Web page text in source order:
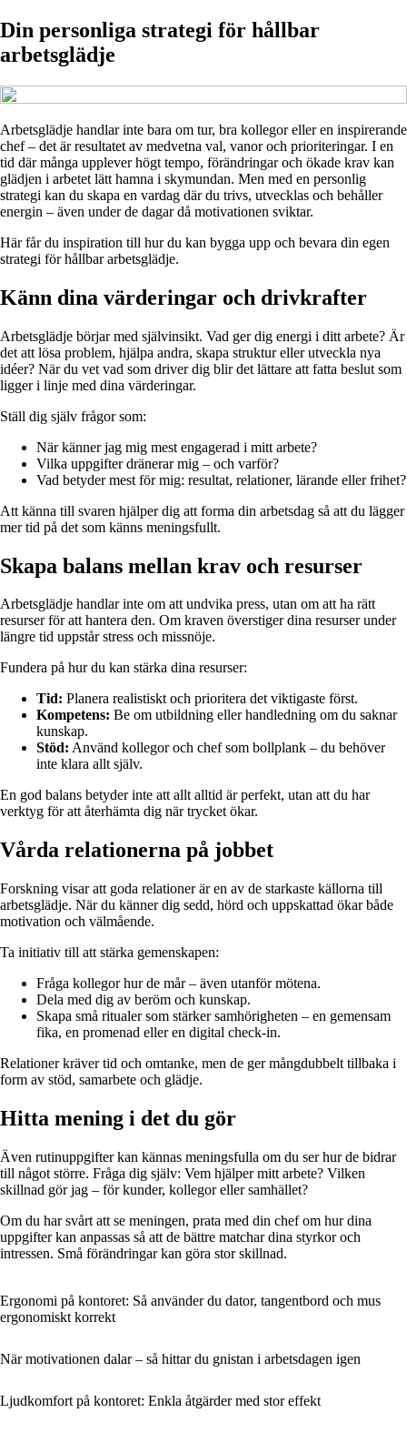
Din personliga strategi för hållbar
arbetsglädje
Arbetsglädje handlar inte bara om tur, bra kollegor eller en inspirerande
chef – det är resultatet av medvetna val, vanor och prioriteringar. I en
tid där många upplever högt tempo, förändringar och ökade krav kan
glädjen i arbetet lätt hamna i skymundan. Men med en personlig
strategi kan du skapa en vardag där du trivs, utvecklas och behåller
energin – även under de dagar då motivationen sviktar.
Här får du inspiration till hur du kan bygga upp och bevara din egen
strategi för hållbar arbetsglädje.
Känn dina värderingar och drivkrafter
Arbetsglädje börjar med självinsikt. Vad ger dig energi i ditt arbete? Är
det att lösa problem, hjälpa andra, skapa struktur eller utveckla nya
idéer? När du vet vad som driver dig blir det lättare att fatta beslut som
ligger i linje med dina värderingar.
Ställ dig själv frågor som:
När känner jag mig mest engagerad i mitt arbete?
Vilka uppgifter dränerar mig – och varför?
Vad betyder mest för mig: resultat, relationer, lärande eller frihet?
Att känna till svaren hjälper dig att forma din arbetsdag så att du lägger
mer tid på det som känns meningsfullt.
Skapa balans mellan krav och resurser
Arbetsglädje handlar inte om att undvika press, utan om att ha rätt
resurser för att hantera den. Om kraven överstiger dina resurser under
längre tid uppstår stress och missnöje.
Fundera på hur du kan stärka dina resurser:
Tid: Planera realistiskt och prioritera det viktigaste först.
Kompetens: Be om utbildning eller handledning om du saknar
kunskap.
Stöd: Använd kollegor och chef som bollplank – du behöver
inte klara allt själv.
En god balans betyder inte att allt alltid är perfekt, utan att du har
verktyg för att återhämta dig när trycket ökar.
Vårda relationerna på jobbet
Forskning visar att goda relationer är en av de starkaste källorna till
arbetsglädje. När du känner dig sedd, hörd och uppskattad ökar både
motivation och välmående.
Ta initiativ till att stärka gemenskapen:
Fråga kollegor hur de mår – även utanför mötena.
Dela med dig av beröm och kunskap.
Skapa små ritualer som stärker samhörigheten – en gemensam
fika, en promenad eller en digital check-in.
Relationer kräver tid och omtanke, men de ger mångdubbelt tillbaka i
form av stöd, samarbete och glädje.
Hitta mening i det du gör
Även rutinuppgifter kan kännas meningsfulla om du ser hur de bidrar
till något större. Fråga dig själv: Vem hjälper mitt arbete? Vilken
skillnad gör jag – för kunder, kollegor eller samhället?
Om du har svårt att se meningen, prata med din chef om hur dina
uppgifter kan anpassas så att de bättre matchar dina styrkor och
intressen. Små förändringar kan göra stor skillnad.
Ergonomi på kontoret: Så använder du dator, tangentbord och mus
ergonomiskt korrekt
När motivationen dalar – så hittar du gnistan i arbetsdagen igen
Ljudkomfort på kontoret: Enkla åtgärder med stor effekt